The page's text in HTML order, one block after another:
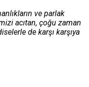
ve parlak
acıtan, çoğu zaman
de karşı karşıya